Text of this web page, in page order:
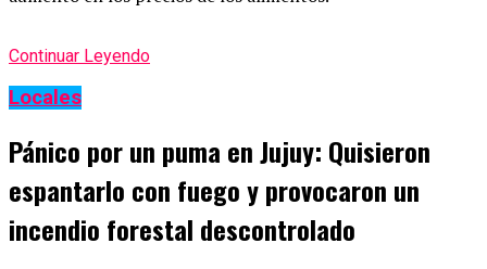
Continuar Leyendo
Locales
Pánico por un puma en Jujuy: Quisieron
espantarlo con fuego y provocaron un
incendio forestal descontrolado